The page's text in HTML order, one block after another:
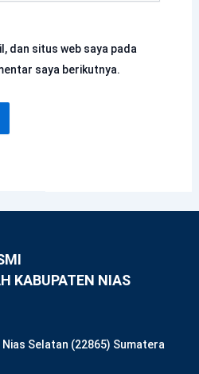
dan situs web saya pada
saya berikutnya.
KABUPATEN NIAS
Selatan (22865) Sumatera